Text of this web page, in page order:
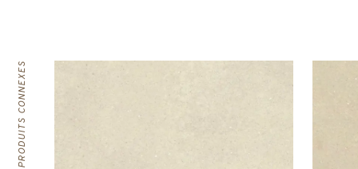
PRODUITS CONNEXES